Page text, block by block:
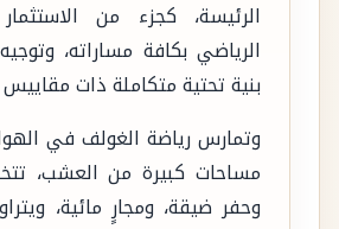
الرئيسة، كجزء من
الرياضي بكافة مساراته،
بنية تحتية متكاملة ذات
وتمارس رياضة الغولف في
مساحات كبيرة من العشب،
وحفر ضيقة، ومجارٍ مائية،